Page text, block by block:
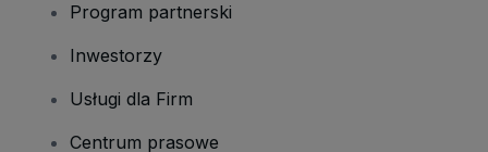
Program partnerski
Inwestorzy
Usługi dla Firm
Centrum prasowe